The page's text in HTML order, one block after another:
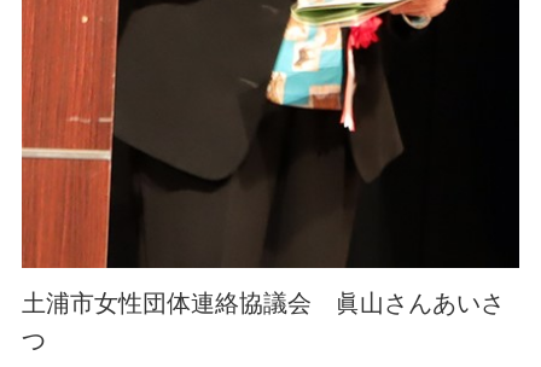
土浦市女性団体連絡協議会 眞山さんあいさ
つ